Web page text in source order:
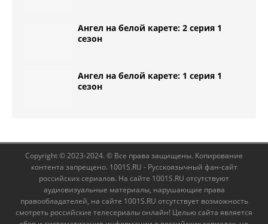
Ангел на белой карете: 2 серия 1
сезон
Ангел на белой карете: 1 серия 1
сезон
Copyright © 2023-2024. © Все права защищены. Копирование
контента запрещено. 1001S.RU - Русскоязычный фан-сайт
российских сериалов. На сайте 1001S.RU отсутствуют
аудиовизуальные материалы, нарушающие права
правообладателей, на сайте 1001S.RU отсутствует возможность
смотреть российские телесериалы онлайн! Целью сайта является